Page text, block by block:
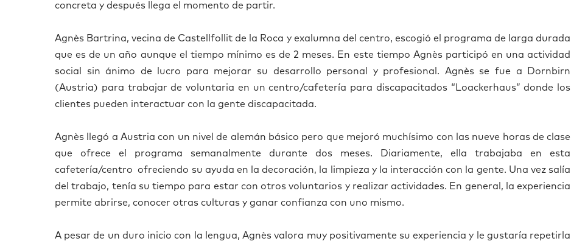
concreta y después llega el momento de partir.
Agnès Bartrina, vecina de Castellfollit de la Roca y exalumna del centro, escogió el programa de larga durada
que es de un año aunque el tiempo mínimo es de 2 meses. En este tiempo Agnès participó en una actividad
social sin ánimo de lucro para mejorar su desarrollo personal y profesional. Agnès se fue a Dornbirn
(Austria) para trabajar de voluntaria en un centro/cafetería para discapacitados “ Loackerhaus” donde los
clientes pueden interactuar con la gente discapacitada.
Agnès llegó a Austria con un nivel de alemán básico pero que mejoró muchísimo con las nueve horas de clase
que ofrece el programa semanalmente durante dos meses. Diariamente, ella trabajaba en esta
cafetería/centro ofreciendo su ayuda en la decoración, la limpieza y la interacción con la gente. Una vez salía
del trabajo, tenía su tiempo para estar con otros voluntarios y realizar actividades. En general, la experiencia
permite abrirse, conocer otras culturas y ganar confianza con uno mismo.
A pesar de un duro inicio con la lengua, Agnès valora muy positivamente su experiencia y le gustaría repetirla